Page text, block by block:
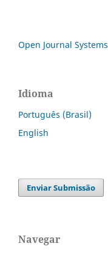
Open Journal Systems
Idioma
Português (Brasil)
English
Enviar Submissão
Navegar